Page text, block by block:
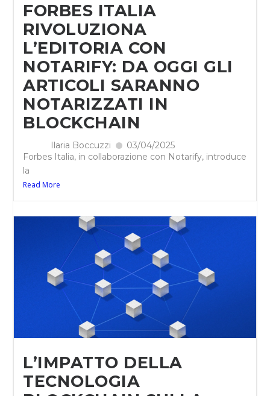
FORBES ITALIA
RIVOLUZIONA
L’EDITORIA CON
NOTARIFY: DA OGGI GLI
ARTICOLI SARANNO
NOTARIZZATI IN
BLOCKCHAIN
Ilaria Boccuzzi
03/04/2025
Forbes Italia, in collaborazione con Notarify, introduce
la
Read More
L’IMPATTO DELLA
TECNOLOGIA